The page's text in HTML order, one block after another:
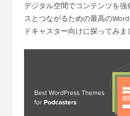
デジタル空間でコンテンツを
スとつながるための最高の
ドキャスター向けに探ってみま